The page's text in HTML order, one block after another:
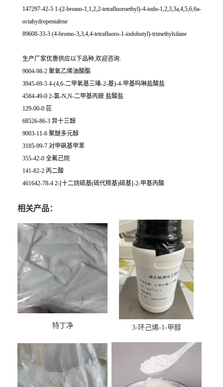
147297-42-5 1-(2-bromo-1,1,2,2-tetrafluoroethyl)-4-iodo-1,2,3,3a,4,5,6,6a-
octahydropentalene
89608-33-3 (4-bromo-3,3,4,4-tetrafluoro-1-iodobutyl)-trimethylsilane
生产厂家优惠供应以下品种,欢迎咨询:
9004-98-2 聚氧乙烯油酸酯
3945-69-5 4-(4,6-二甲氧基三嗪-2-基)-4-甲基吗啉盐酸盐
4584-49-0 2-氯-N,N-二甲基丙胺 盐酸盐
129-00-0 芘
68526-86-3 异十三醇
9003-11-6 聚醚多元醇
3185-99-7 对甲砜基甲苯
355-42-0 全氟己烷
141-82-2 丙二酸
461642-78-4 2-[十二烷硫基(硫代羰基)硫基]-2-甲基丙酸
相关产品：
特丁净 3-环己烯-1-甲醇